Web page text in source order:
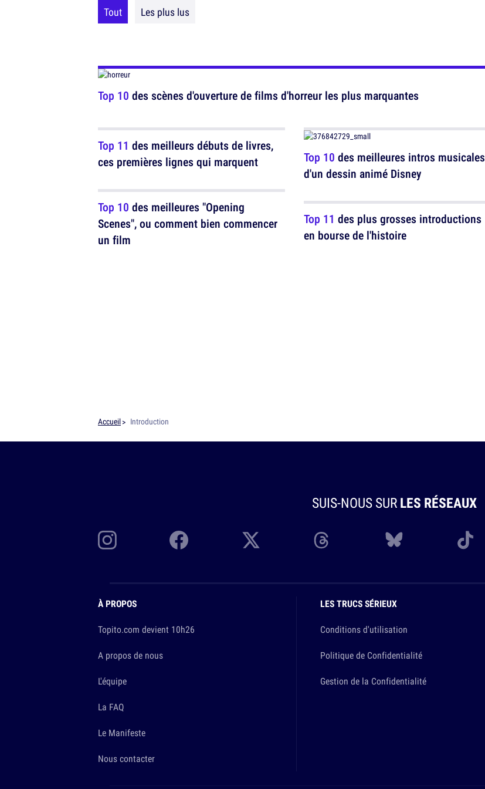
Tout Les plus lus
Top 10 des scènes d'ouverture de films d'horreur les plus marquantes
Top 11 des meilleurs débuts de livres,
ces premières lignes qui marquent
Top 10 des meilleures "Opening
Scenes", ou comment bien commencer
un film
Top 10 des meilleures intros musicales
d'un dessin animé Disney
Top 11 des plus grosses introductions
en bourse de l'histoire
Accueil Introduction
SUIS-NOUS SURLES RÉSEAUX
À PROPOS
Topito.com devient 10h26
A propos de nous
L'équipe
La FAQ
Le Manifeste
Nous contacter
LES TRUCS SÉRIEUX
Conditions d'utilisation
Politique de Confidentialité
Gestion de la Confidentialité